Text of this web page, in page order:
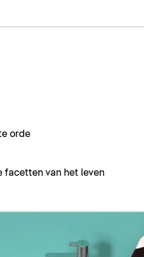
orde
facetten van het leven